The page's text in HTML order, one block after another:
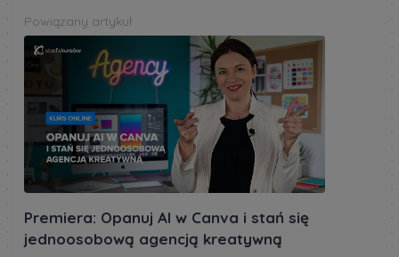
Powiązany artykuł
Premiera: Opanuj AI w Canva i stań się
jednoosobową agencją kreatywną